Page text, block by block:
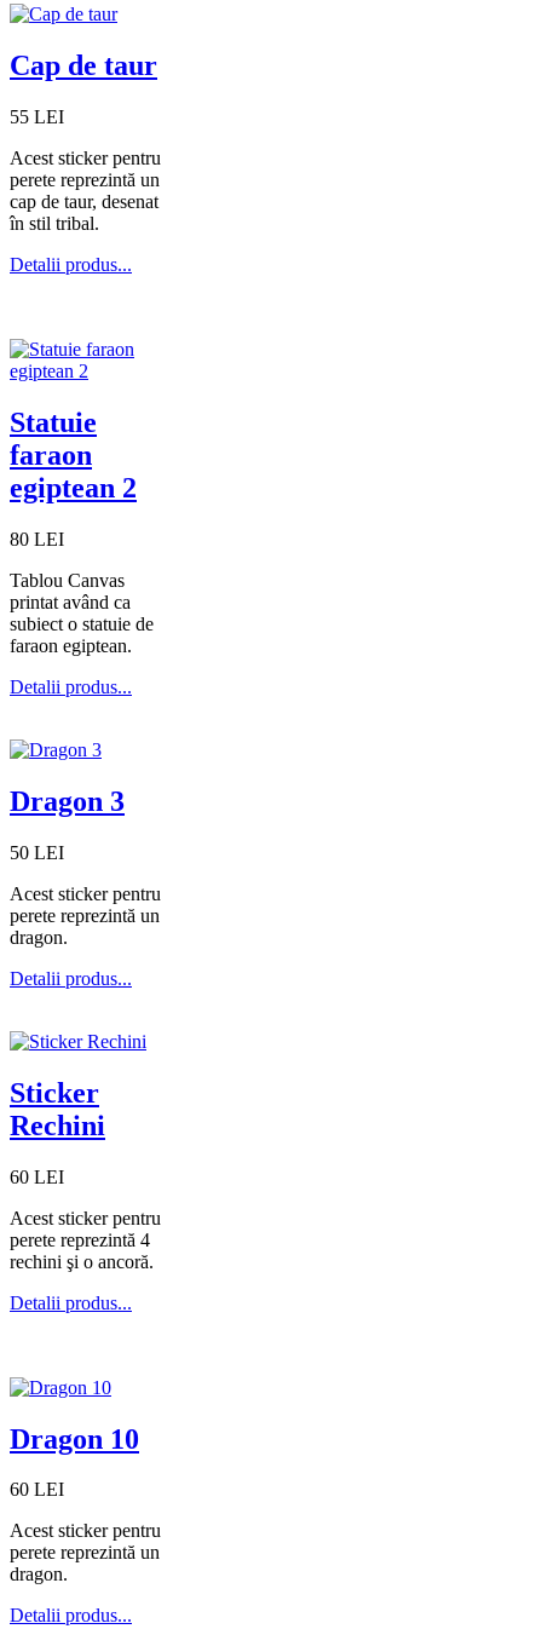
Cap de taur
55 LEI
Acest sticker pentru
perete reprezintă un
cap de taur, desenat
în stil tribal.
Detalii produs...
Statuie
faraon
egiptean 2
80 LEI
Tablou Canvas
printat având ca
subiect o statuie de
faraon egiptean.
Detalii produs...
Dragon 3
50 LEI
Acest sticker pentru
perete reprezintă un
dragon.
Detalii produs...
Sticker
Rechini
60 LEI
Acest sticker pentru
perete reprezintă 4
rechini şi o ancoră.
Detalii produs...
Dragon 10
60 LEI
Acest sticker pentru
perete reprezintă un
dragon.
Detalii produs...